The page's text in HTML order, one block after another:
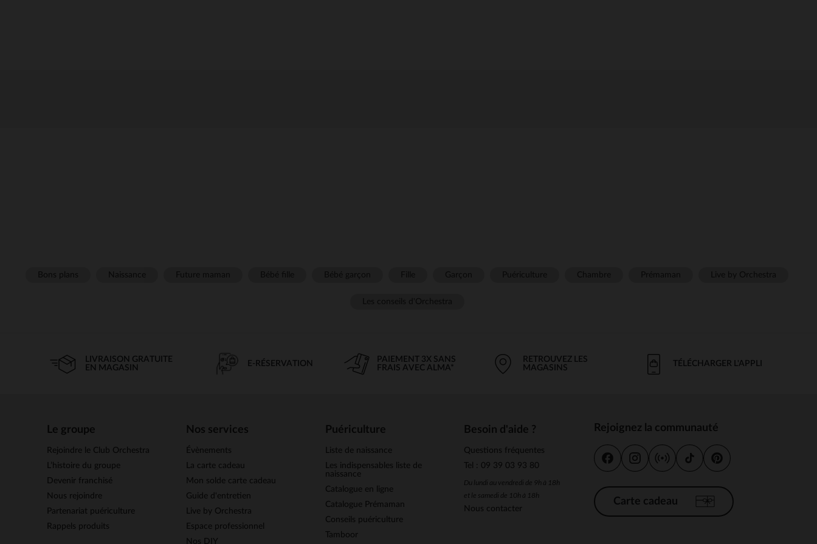
LIVRAISON GRATUITE
EN MAGASIN
E-RÉSERVATION
PAIEMENT 3X SANS
FRAIS AVEC ALMA*
RETROUVEZ LES
MAGASINS
TÉLÉCHARGER L'APPLI
Le groupe
Rejoindre le Club Orchestra
L’histoire du groupe
Devenir franchisé
Nous rejoindre
Partenariat puériculture
Rappels produits
Nos services
Évènements
La carte cadeau
Mon solde carte cadeau
Guide d'entretien
Live by Orchestra
Espace professionnel
Nos DIY
Puériculture
Liste de naissance
Les indispensables liste de
naissance
Catalogue en ligne
Catalogue Prémaman
Conseils puériculture
Tamboor
Besoin d'aide ?
Questions fréquentes
Tel : 09 39 03 93 80
Du lundi au vendredi de 9h à 18h
et le samedi de 10h à 18h
Nous contacter
Rejoignez la communauté
Carte cadeau